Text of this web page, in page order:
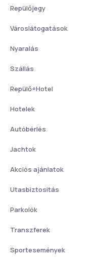
Repülőjegy
Városlátogatások
Nyaralás
Szállás
Repülő+Hotel
Hotelek
Autóbérlés
Jachtok
Akciós ajánlatok
Utasbiztositás
Parkolók
Transzferek
Sportesemények